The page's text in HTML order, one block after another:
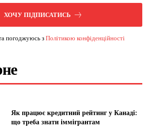
ХОЧУ ПІДПИСАТИСЬ
погоджуюсь зПолітикою конфіденційності
Як працює кредитний рейтинг у Канаді:
що треба знати іммігрантам